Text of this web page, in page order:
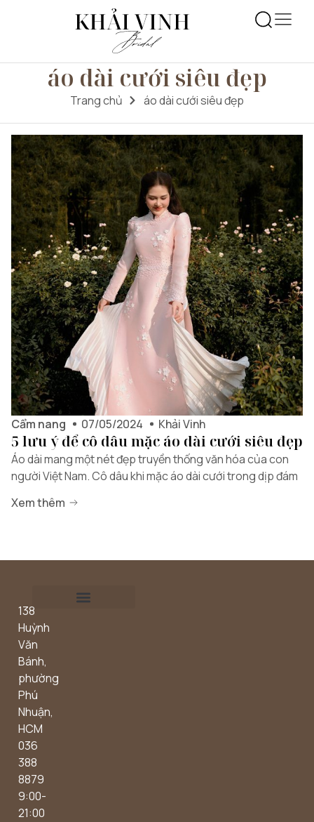
áo dài cưới siêu đẹp
Trang chủ áo dài cưới siêu đẹp
Cẩm nang 07/05/2024 Khải Vinh
5 lưu ý để cô dâu mặc áo dài cưới siêu đẹp
Áo dài mang một nét đẹp truyền thống văn hóa của con
người Việt Nam. Cô dâu khi mặc áo dài cưới trong dịp đám
Xem thêm
138
Huỳnh
Văn
Bánh,
phường
Phú
Nhuận,
HCM
036
388
8879
9:00-
21:00